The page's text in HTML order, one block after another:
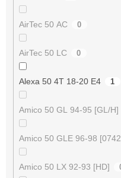
AirTec 50 AC 0
AirTec 50 LC 0
Alexa 50 4T 18-20 E4 1
Amico 50 GL 94-95 [GL/H]
Amico 50 GLE 96-98
Amico 50 LX 92-93 [HD]